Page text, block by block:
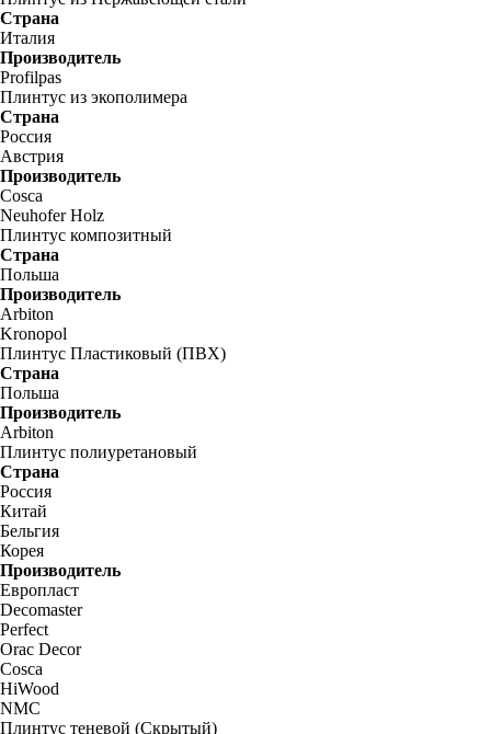
Страна
Италия
Производитель
Profilpas
Плинтус из экополимера
Страна
Россия
Австрия
Производитель
Cosca
Neuhofer Holz
Плинтус композитный
Страна
Польша
Производитель
Arbiton
Kronopol
Плинтус Пластиковый (ПВХ)
Страна
Польша
Производитель
Arbiton
Плинтус полиуретановый
Страна
Россия
Китай
Бельгия
Корея
Производитель
Европласт
Decomaster
Perfect
Orac Decor
Cosca
HiWood
NMC
Плинтус теневой (Скрытый)